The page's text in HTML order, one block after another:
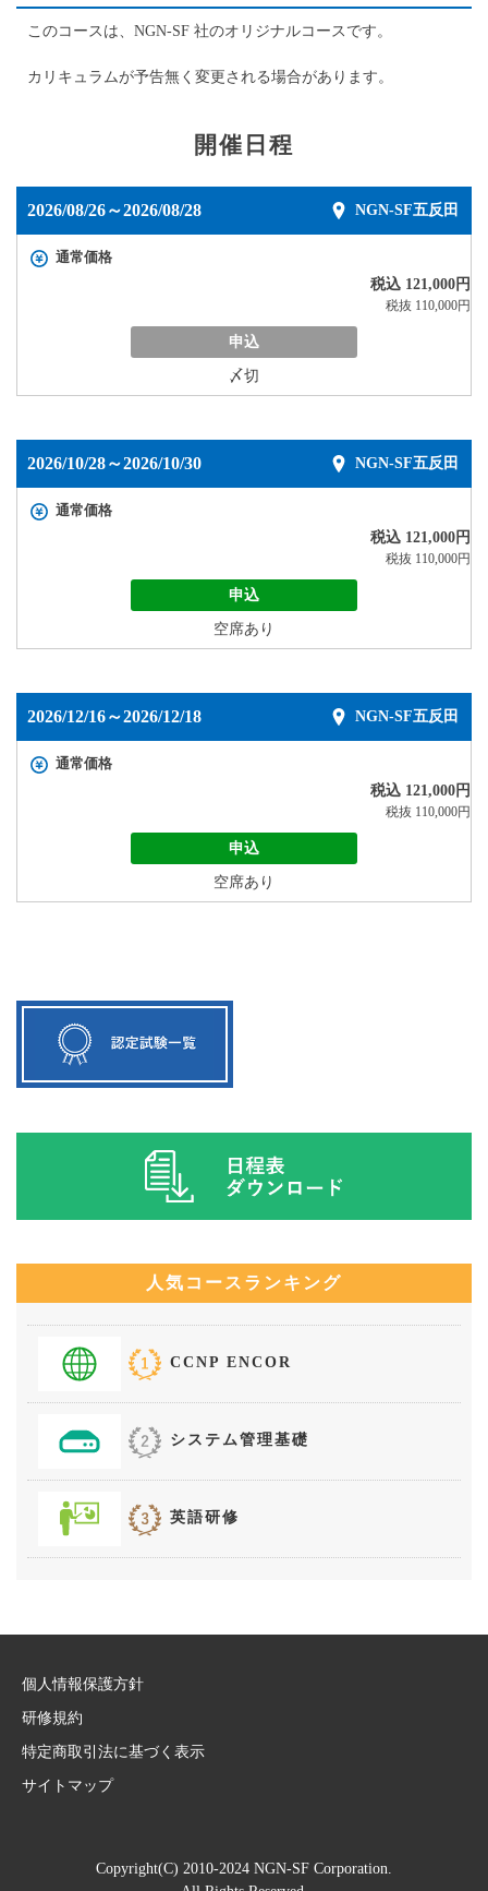
このコースは、NGN-SF 社のオリジナルコースです。
カリキュラムが予告無く変更される場合があります。
開催日程
2026/08/26～2026/08/28 NGN-SF五反田
通常価格
税込 121,000円
税抜 110,000円
申込
〆切
2026/10/28～2026/10/30 NGN-SF五反田
通常価格
税込 121,000円
税抜 110,000円
申込
空席あり
2026/12/16～2026/12/18 NGN-SF五反田
通常価格
税込 121,000円
税抜 110,000円
申込
空席あり
人気コースランキング
CCNP ENCOR
システム管理基礎
英語研修
個人情報保護方針
研修規約
特定商取引法に基づく表示
サイトマップ
Copyright(C) 2010-2024 NGN-SF Corporation.